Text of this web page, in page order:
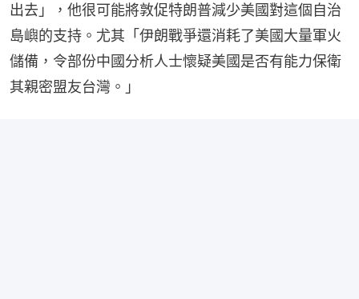
出去」，他很可能將敦促特朗普減少美國對這個自治
島嶼的支持。尤其「伊朗戰爭還消耗了美國大量軍火
儲備，令部份中國分析人士懷疑美國是否有能力保衛
其親密盟友台灣。」